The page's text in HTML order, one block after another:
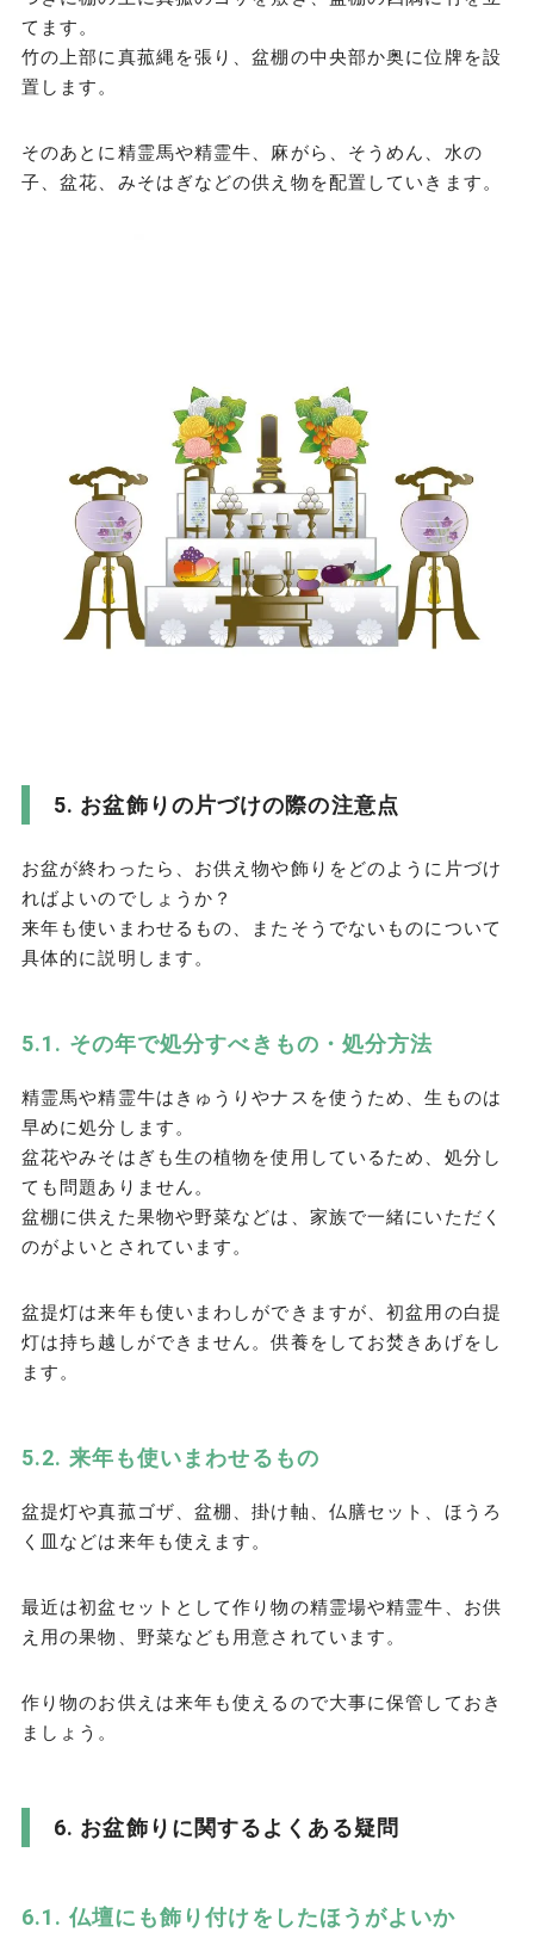
てます。
竹の上部に真菰縄を張り、盆棚の中央部か奥に位牌を設
置します。
そのあとに精霊馬や精霊牛、麻がら、そうめん、水の
子、盆花、みそはぎなどの供え物を配置していきます。
お盆飾りの片づけの際の注意点
お盆が終わったら、お供え物や飾りをどのように片づけ
ればよいのでしょうか？
来年も使いまわせるもの、またそうでないものについて
具体的に説明します。
その年で処分すべきもの・処分方法
精霊馬や精霊牛はきゅうりやナスを使うため、生ものは
早めに処分します。
盆花やみそはぎも生の植物を使用しているため、処分し
ても問題ありません。
盆棚に供えた果物や野菜などは、家族で一緒にいただく
のがよいとされています。
盆提灯は来年も使いまわしができますが、初盆用の白提
灯は持ち越しができません。供養をしてお焚きあげをし
ます。
来年も使いまわせるもの
盆提灯や真菰ゴザ、盆棚、掛け軸、仏膳セット、ほうろ
く皿などは来年も使えます。
最近は初盆セットとして作り物の精霊場や精霊牛、お供
え用の果物、野菜なども用意されています。
作り物のお供えは来年も使えるので大事に保管しておき
ましょう。
お盆飾りに関するよくある疑問
仏壇にも飾り付けをしたほうがよいか